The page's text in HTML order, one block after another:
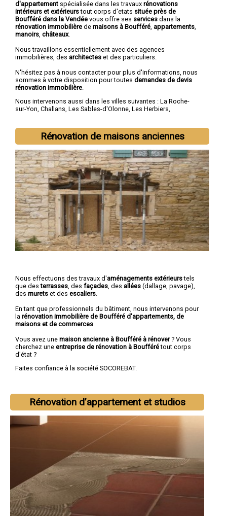
d'appartement spécialisée dans les travaux rénovations
intérieurs et extérieurstout corps d'etats située près de
Boufféré dans la Vendée vous offre ses services dans la
rénovation immobilière de maisons à Boufféré appartements
manoirs châteaux.
Nous travaillons essentiellement avec des agences
immobilières, des architectes et des particuliers.
N'hésitez pas à nous contacter pour plus d'informations, nous
sommes à votre disposition pour toutes demandes de devis
rénovation immobilière
Nous intervenons aussi dans les villes suivantes : La Roche-
sur-Yon, Challans, Les Sables-d'Olonne, Les Herbiers,
Rénovation de maisons anciennes
Nous effectuons des travaux d'aménagements extérieurstels
que desterrasses , des façades , des allées (dallage, pavage),
des murets et des escaliers
En tant que professionnels du bâtiment, nous intervenons pour
la rénovation immobilière de Boufféré d'appartements, de
maisons et de commerces
Vous avez une maison ancienne à Boufféré à rénover? Vous
cherchez une entreprise de rénovation à Boufférétout corps
d'état ?
Faites confiance à la société SOCOREBAT.
Rénovation d’appartement et studios